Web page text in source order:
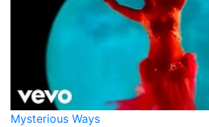
Mysterious Ways